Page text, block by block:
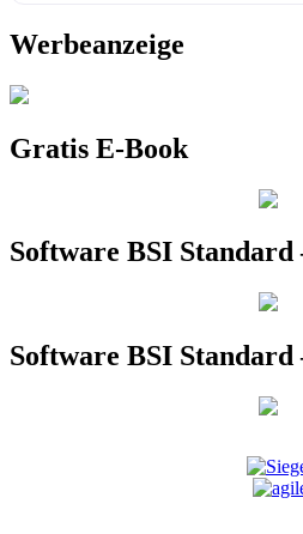
Werbeanzeige
Gratis E-Book
Software BSI
Software BSI